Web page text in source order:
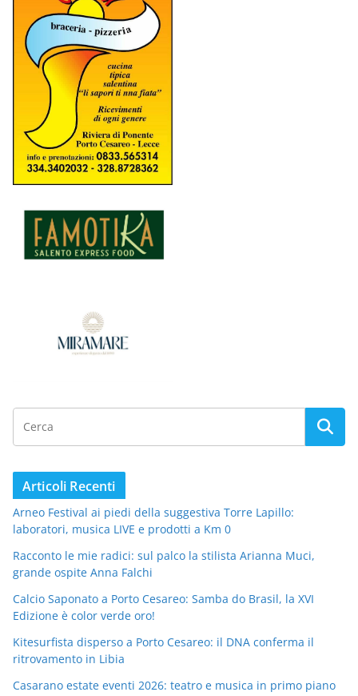
Articoli Recenti
Arneo Festival ai piedi della suggestiva Torre Lapillo:
laboratori, musica LIVE e prodotti a Km 0
Racconto le mie radici: sul palco la stilista Arianna Muci,
grande ospite Anna Falchi
Calcio Saponato a Porto Cesareo: Samba do Brasil, la XVI
Edizione è color verde oro!
Kitesurfista disperso a Porto Cesareo: il DNA conferma il
ritrovamento in Libia
Casarano estate eventi 2026: teatro e musica in primo piano